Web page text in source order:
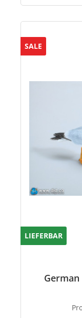
SALE
LIEFERBAR
German